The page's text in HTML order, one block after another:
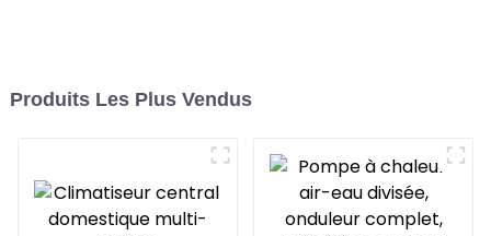
Produits Les Plus Vendus